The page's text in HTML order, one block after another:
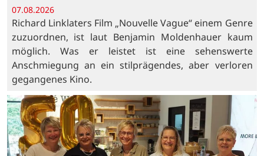
07.08.2026
Richard Linklaters Film „Nouvelle Vague“ einem Genre
zuzuordnen, ist laut Benjamin Moldenhauer kaum
möglich. Was er leistet ist eine sehenswerte
Anschmiegung an ein stilprägendes, aber verloren
gegangenes Kino.